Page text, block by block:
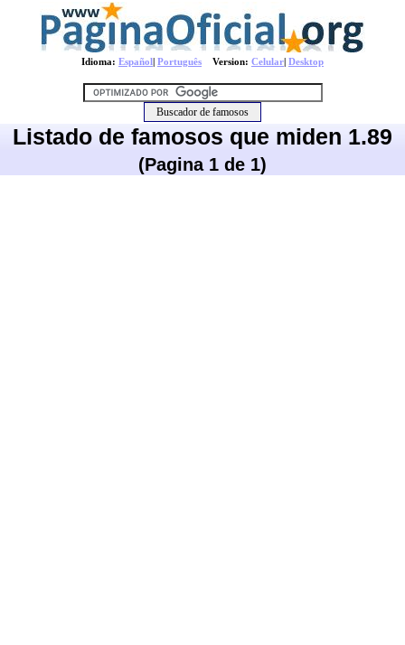
Idioma: Español| Português Version: Celular| Desktop
Listado de famosos que miden 1.89
(Pagina 1 de 1)